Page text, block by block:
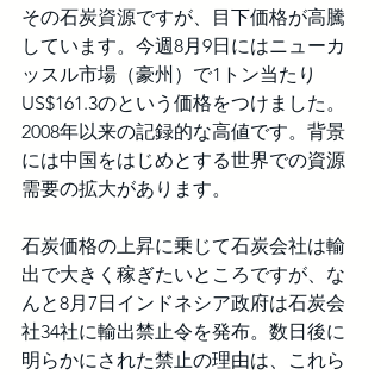
その石炭資源ですが、目下価格が高騰
しています。今週8月9日にはニューカ
ッスル市場（豪州）で1トン当たり
US$161.3のという価格をつけました。
2008年以来の記録的な高値です。背景
には中国をはじめとする世界での資源
需要の拡大があります。
石炭価格の上昇に乗じて石炭会社は輸
出で大きく稼ぎたいところですが、な
んと8月7日インドネシア政府は石炭会
社34社に輸出禁止令を発布。数日後に
明らかにされた禁止の理由は、これら